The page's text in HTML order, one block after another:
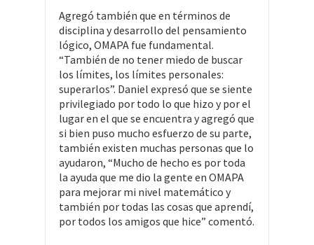
Agregó también que en términos de
disciplina y desarrollo del pensamiento
lógico, OMAPA fue fundamental.
“También de no tener miedo de buscar
los límites, los límites personales:
superarlos”. Daniel expresó que se siente
privilegiado por todo lo que hizo y por el
lugar en el que se encuentra y agregó que
si bien puso mucho esfuerzo de su parte,
también existen muchas personas que lo
ayudaron, “Mucho de hecho es por toda
la ayuda que me dio la gente en OMAPA
para mejorar mi nivel matemático y
también por todas las cosas que aprendí,
por todos los amigos que hice” comentó.